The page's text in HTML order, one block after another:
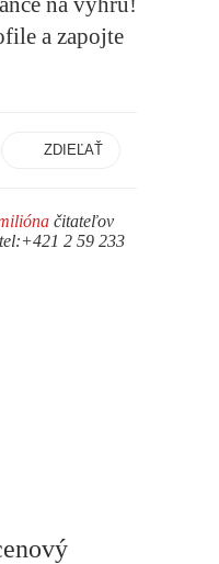
a zapojte
ZDIEĽAŤ
čitateľov
2 59 233